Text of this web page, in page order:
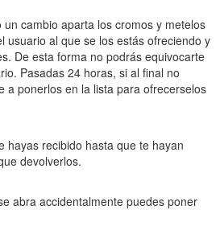
cambio aparta los cromos y metelos
usuario al que se los estás ofreciendo y
De esta forma no podrás equivocarte
Pasadas 24 horas, si al final no
a ponerlos en la lista para ofrecerselos
hayas recibido hasta que te hayan
devolverlos.
abra accidentalmente puedes poner